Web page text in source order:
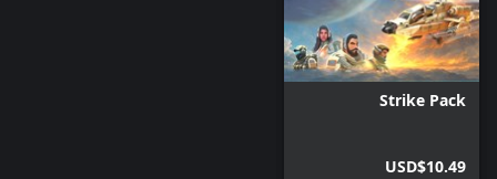
Strike Pack
USD$10.49